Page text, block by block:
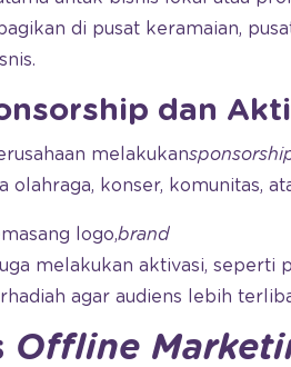
di pusat keramaian,
dan
melakukan
olahraga, konser, komunitas,
logo,brand
melakukan aktivasi,
agar audiens lebih
Offline